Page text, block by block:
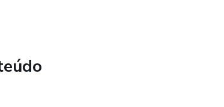
Adquira agora e mergulhe no mundo intricado